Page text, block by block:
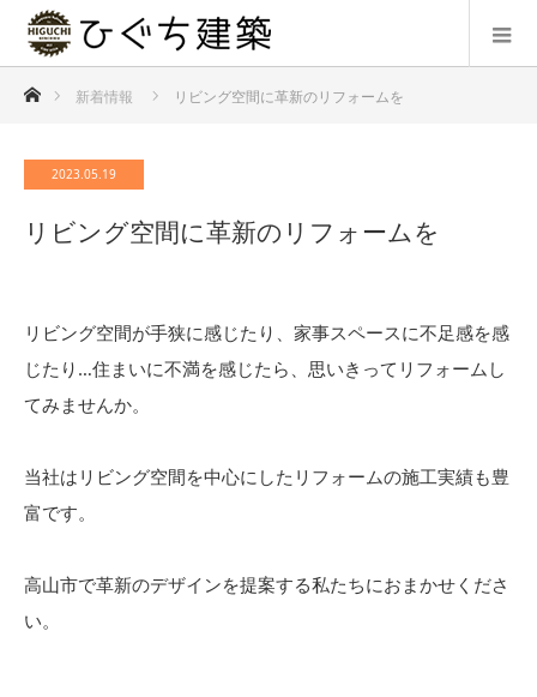
ホーム新着情報 リビング空間に革新のリフォームを
2023.05.19
リビング空間に革新のリフォームを
リビング空間が手狭に感じたり、家事スペースに不足感を感
じたり…住まいに不満を感じたら、思いきってリフォームし
てみませんか。
当社はリビング空間を中心にしたリフォームの施工実績も豊
富です。
高山市で革新のデザインを提案する私たちにおまかせくださ
い。